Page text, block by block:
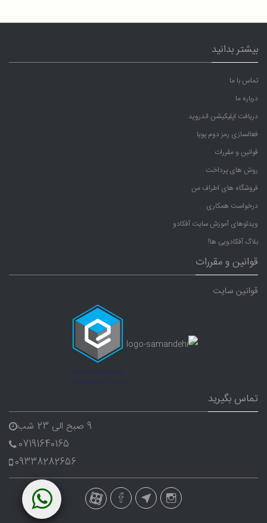
بیشتر بدانید
تماس با ما
درباره ما
دریافت اپلیکیشن اندروید
فعالسازی رمز دوم پویا
قوانین و مقررات
روش های پرداخت
فروشگاه های اطراف من
درخواست همکاری
ویدئوهای آموزش سایت آفکادو
بلاگ آفکادویی ها!
قوانین و مقررات
قوانین سایت
تماس بگیرید
9 صبح الی 23 شب
07191640165
09338282656